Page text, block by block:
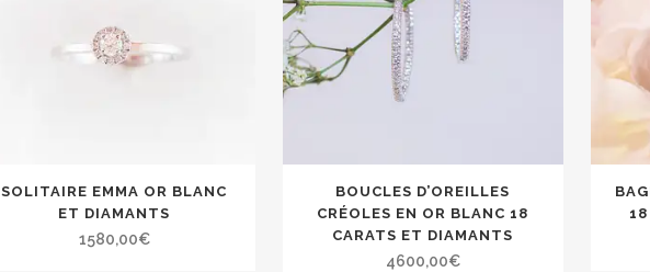
SOLITAIRE EMMA OR BLANC
ET DIAMANTS
1580,00€
BOUCLES D’OREILLES
CRÉOLES EN OR BLANC 18
CARATS ET DIAMANTS
4600,00€